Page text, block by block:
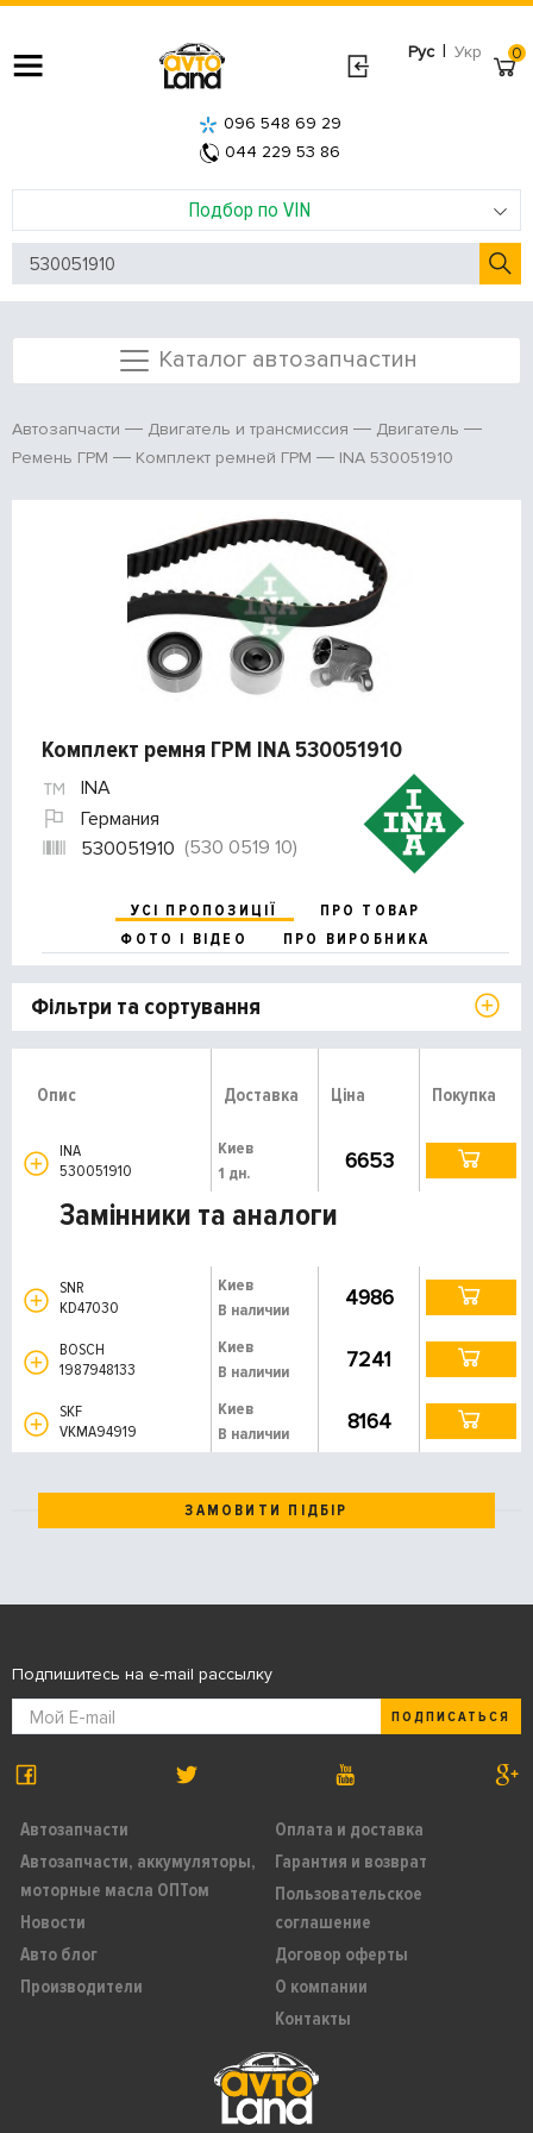
Рус | Укр
Подбор по VIN
096 548 69 29
044 229 53 86
0
Каталог автозапчастин
Автозапчасти Двигатель и трансмиссия
Двигатель
Ремень ГРМ
Комплект ремней ГРМ INA 530051910
Комплект ремня ГРМ INA 530051910
INA
Германия
530051910 (530 0519 10)
УСІ ПРОПОЗИЦІЇ
ПРО ТОВАР
ФОТО І ВІДЕО
ПРО ВИРОБНИКА
Фільтри та сортування
Опис Доставка Ціна Покупка
INA
530051910
Киев
1 дн.
6653
Замінники та аналоги
SNR
KD47030
Киев
В наличии
4986
BOSCH
1987948133
Киев
В наличии
7241
SKF
VKMA94919
Киев
В наличии
8164
ЗАМОВИТИ ПІДБІР
Автозапчасти
Автозапчасти, аккумуляторы,
моторные масла ОПТом
Новости
Авто блог
Производители
Оплата и доставка
Гарантия и возврат
Пользовательское
соглашение
Договор оферты
О компании
Контакты
Подпишитесь на e-mail рассылку
ПОДПИСАТЬСЯ